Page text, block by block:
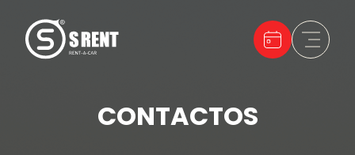
CONTACTOS